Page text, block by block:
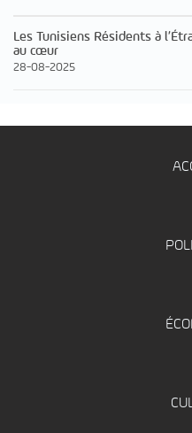
Les Tunisiens Résidents à
au cœur
28-08-2025